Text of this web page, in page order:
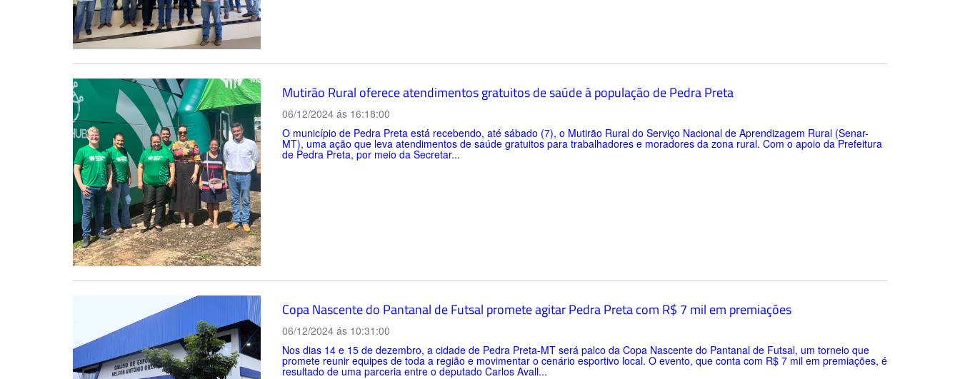
Mutirão Rural oferece atendimentos gratuitos de saúde à população de Pedra Preta
06/12/2024 ás 16:18:00
O município de Pedra Preta está recebendo, até sábado (7), o Mutirão Rural do Serviço Nacional de Aprendizagem Rural (Senar-
MT), uma ação que leva atendimentos de saúde gratuitos para trabalhadores e moradores da zona rural. Com o apoio da Prefeitura
de Pedra Preta, por meio da Secretar...
Copa Nascente do Pantanal de Futsal promete agitar Pedra Preta com R$ 7 mil em premiações
06/12/2024 ás 10:31:00
Nos dias 14 e 15 de dezembro, a cidade de Pedra Preta-MT será palco da Copa Nascente do Pantanal de Futsal, um torneio que
promete reunir equipes de toda a região e movimentar o cenário esportivo local. O evento, que conta com R$ 7 mil em premiações, é
resultado de uma parceria entre o deputado Carlos Avall...